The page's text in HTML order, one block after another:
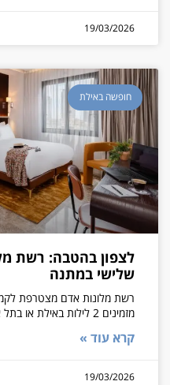
19/03/2026
חופשה באילת
לצפון בהטבה: רשת
שלישי במתנה
רשת מלונות אדם מצטרפת
מזמינים 2 לילות באילת או בתל אביב ומקבלים לילה שלישי במתנה.
קרא עוד »
19/03/2026